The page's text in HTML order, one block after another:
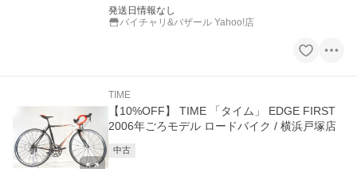
発送日情報なし
バイチャリ&バザール Yahoo!店
TIME
【10%OFF】 TIME 「タイム」 EDGE FIRST
2006年ごろモデル ロードバイク / 横浜戸塚店
中古